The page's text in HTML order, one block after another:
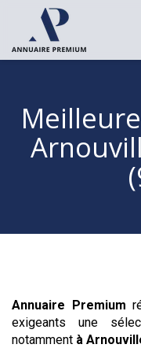
Annuaire Premium
exigeants une
notamment à